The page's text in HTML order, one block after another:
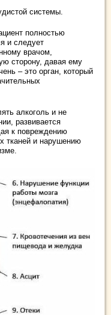
системы.
полностью
и следует
врачом,
сторону, давая ему
– это орган, который
алкоголь и не
развивается
к повреждению
тканей и нарушению